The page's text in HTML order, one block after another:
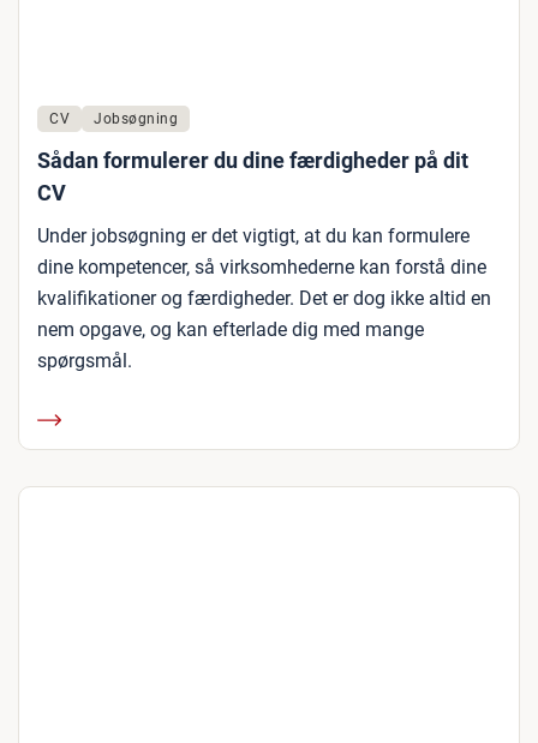
CV Jobsøgning
Sådan formulerer du dine færdigheder på dit
CV
Under jobsøgning er det vigtigt, at du kan formulere
dine kompetencer, så virksomhederne kan forstå dine
kvalifikationer og færdigheder. Det er dog ikke altid en
nem opgave, og kan efterlade dig med mange
spørgsmål.